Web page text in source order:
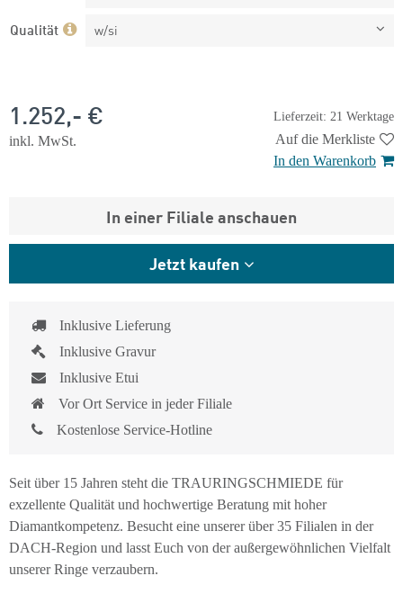
Qualität w/si
Lieferzeit: 21 Werktage
1.252,- €
inkl. MwSt.
Auf die Merkliste
In den Warenkorb
In einer Filiale anschauen
Jetzt kaufen
Inklusive Lieferung
Inklusive Gravur
Inklusive Etui
Vor Ort Service in jeder Filiale
Kostenlose Service-Hotline
Seit über 15 Jahren steht die TRAURINGSCHMIEDE für
exzellente Qualität und hochwertige Beratung mit hoher
Diamantkompetenz. Besucht eine unserer über 35 Filialen in der
DACH-Region und lasst Euch von der außergewöhnlichen Vielfalt
unserer Ringe verzaubern.